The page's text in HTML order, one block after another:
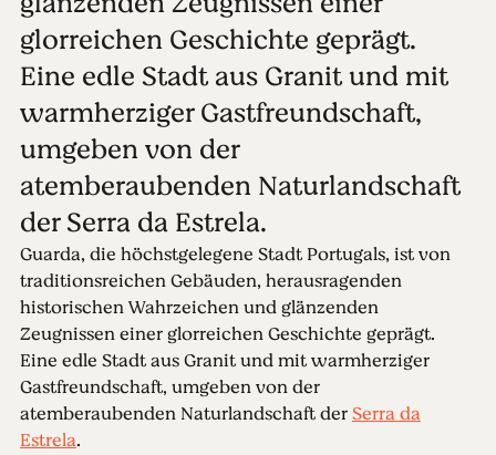
glorreichen Geschichte geprägt.
Eine edle Stadt aus Granit und mit
warmherziger Gastfreundschaft,
umgeben von der
atemberaubenden Naturlandschaft
der Serra da Estrela.
Guarda, die höchstgelegene Stadt Portugals, ist von
traditionsreichen Gebäuden, herausragenden
historischen Wahrzeichen und glänzenden
Zeugnissen einer glorreichen Geschichte geprägt.
Eine edle Stadt aus Granit und mit warmherziger
Gastfreundschaft, umgeben von der
atemberaubenden Naturlandschaft derSerra da
Estrela.